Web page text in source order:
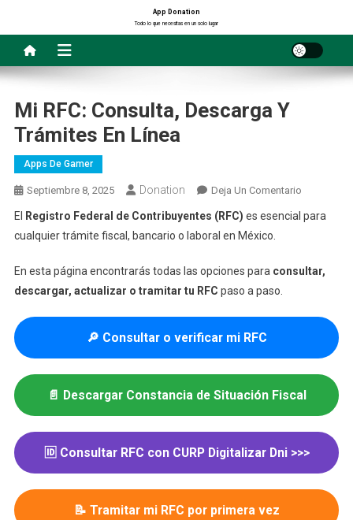
contenido
App Donation
Todo lo que necesitas en un solo lugar
Mi RFC: Consulta, Descarga Y
Trámites En Línea
Apps De Gamer
Septiembre 8, 2025 Donation Deja Un ComentarioEn
RFC:
En
El Registro Federal de Contribuyentes (RFC) es esencial para
cualquier trámite fiscal, bancario o laboral en México.
En esta página encontrarás todas las opciones para consultar,
descargar, actualizar o tramitar tu RFC paso a paso.
🔎 Consultar o verificar mi RFC
📄 Descargar Constancia de Situación Fiscal
🆔 Consultar RFC con CURP Digitalizar Dni >>>
📝 Tramitar mi RFC por primera vez